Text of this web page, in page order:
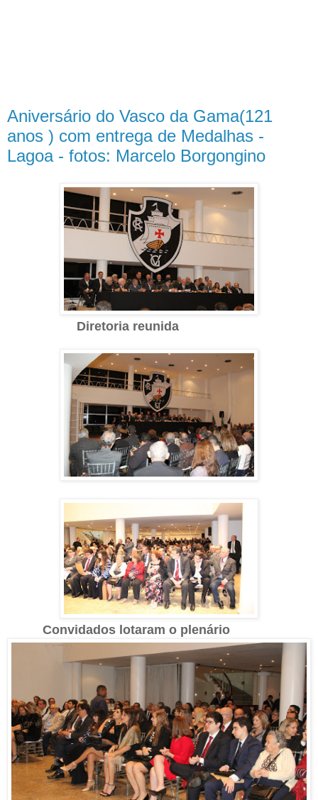
Aniversário do Vasco da Gama(121
anos ) com entrega de Medalhas -
Lagoa - fotos: Marcelo Borgongino
Diretoria reunida
Convidados lotaram o plenário